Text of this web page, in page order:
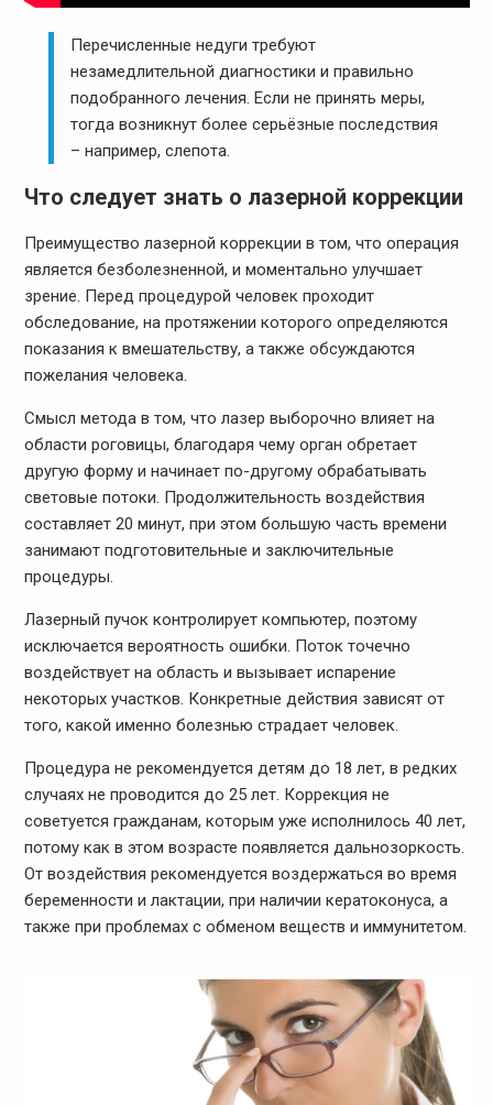
Перечисленные недуги требуют
незамедлительной диагностики и правильно
подобранного лечения. Если не принять меры,
тогда возникнут более серьёзные последствия
– например, слепота.
Что следует знать о лазерной коррекции
Преимущество лазерной коррекции в том, что операция
является безболезненной, и моментально улучшает
зрение. Перед процедурой человек проходит
обследование, на протяжении которого определяются
показания к вмешательству, а также обсуждаются
пожелания человека.
Смысл метода в том, что лазер выборочно влияет на
области роговицы, благодаря чему орган обретает
другую форму и начинает по-другому обрабатывать
световые потоки. Продолжительность воздействия
составляет 20 минут, при этом большую часть времени
занимают подготовительные и заключительные
процедуры.
Лазерный пучок контролирует компьютер, поэтому
исключается вероятность ошибки. Поток точечно
воздействует на область и вызывает испарение
некоторых участков. Конкретные действия зависят от
того, какой именно болезнью страдает человек.
Процедура не рекомендуется детям до 18 лет, в редких
случаях не проводится до 25 лет. Коррекция не
советуется гражданам, которым уже исполнилось 40 лет,
потому как в этом возрасте появляется дальнозоркость.
От воздействия рекомендуется воздержаться во время
беременности и лактации, при наличии кератоконуса, а
также при проблемах с обменом веществ и иммунитетом.